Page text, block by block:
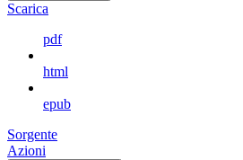
Scarica
pdf
html
epub
Sorgente
Azioni